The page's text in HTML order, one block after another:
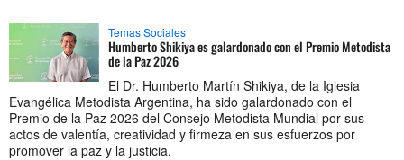
Temas Sociales
Humberto Shikiya es galardonado con el Premio Metodista
de la Paz 2026
El Dr. Humberto Martín Shikiya, de la Iglesia
Evangélica Metodista Argentina, ha sido galardonado con el
Premio de la Paz 2026 del Consejo Metodista Mundial por sus
actos de valentía, creatividad y firmeza en sus esfuerzos por
promover la paz y la justicia.